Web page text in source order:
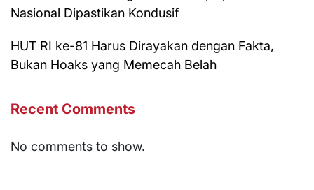
Nasional Dipastikan Kondusif
HUT RI ke-81 Harus Dirayakan dengan Fakta,
Bukan Hoaks yang Memecah Belah
Recent Comments
No comments to show.